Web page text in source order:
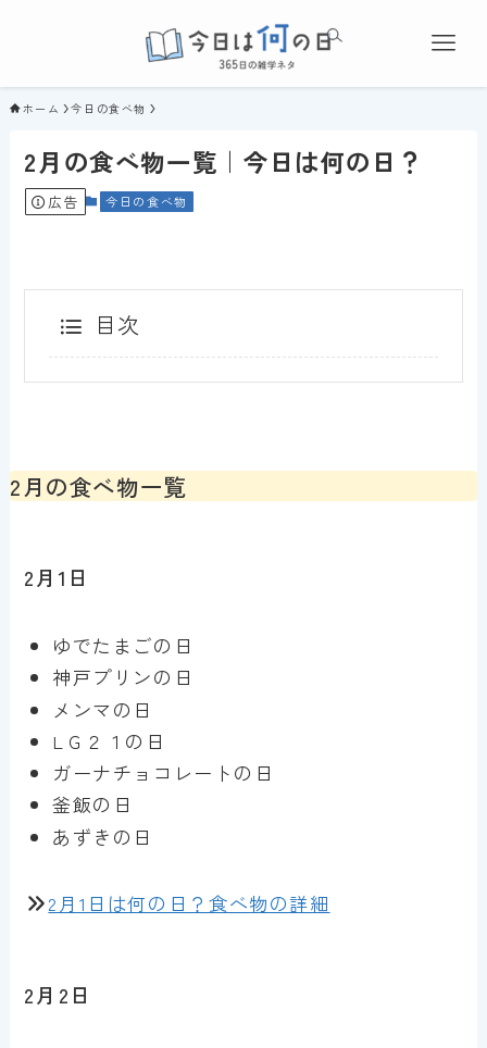
ホーム 今日の食べ物
2月の食べ物一覧｜今日は何の日？
広告 今日の食べ物
目次
2月の食べ物一覧
2月1日
ゆでたまごの日
神戸プリンの日
メンマの日
LＧ２１の日
ガーナチョコレートの日
釜飯の日
あずきの日
2月1日は何の日？食べ物の詳細
2月2日